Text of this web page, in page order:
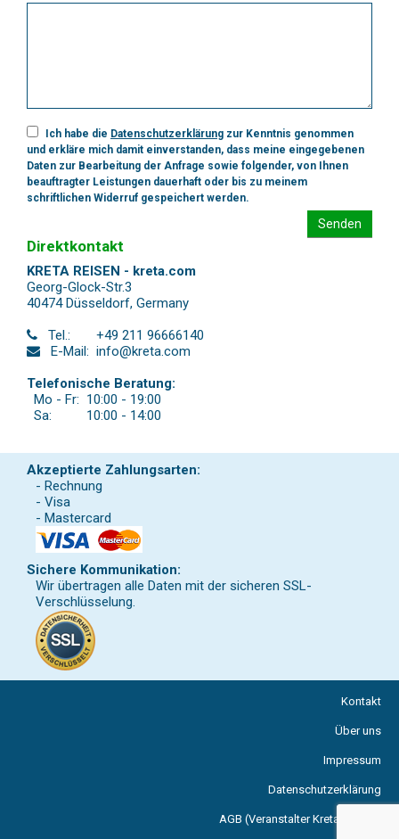
Ich habe die Datenschutzerklärung zur Kenntnis genommen
und erkläre mich damit einverstanden, dass meine eingegebenen
Daten zur Bearbeitung der Anfrage sowie folgender, von Ihnen
beauftragter Leistungen dauerhaft oder bis zu meinem
schriftlichen Widerruf gespeichert werden.
Senden
Direktkontakt
KRETA REISEN - kreta.com
Georg-Glock-Str.3
40474 Düsseldorf, Germany
Tel.:
+49 211 96666140
E-Mail: info@kreta.com
Telefonische Beratung:
Mo - Fr: 10:00 - 19:00
Sa:
10:00 - 14:00
Akzeptierte Zahlungsarten:
- Rechnung
- Visa
- Mastercard
Sichere Kommunikation:
Wir übertragen alle Daten mit der sicheren SSL-
Verschlüsselung.
Kontakt
Über uns
Impressum
Datenschutzerklärung
AGB (Veranstalter Kreta Reisen)